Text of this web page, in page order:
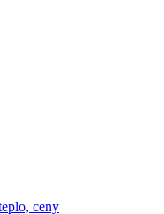
ceny